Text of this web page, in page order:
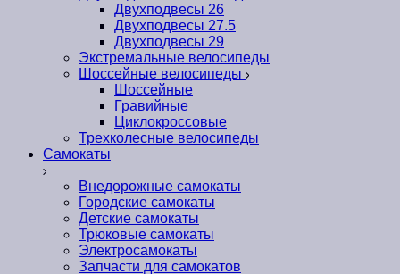
Двухподвесы 26
Двухподвесы 27.5
Двухподвесы 29
Экстремальные велосипеды
Шоссейные велосипеды
Шоссейные
Гравийные
Циклокроссовые
Трехколесные велосипеды
Самокаты
Внедорожные самокаты
Городские самокаты
Детские самокаты
Трюковые самокаты
Электросамокаты
Запчасти для самокатов